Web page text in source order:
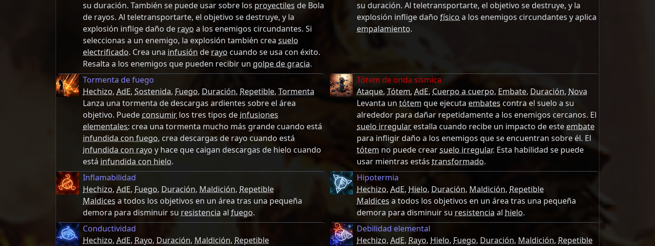
su duración. También se puede usar sobre los proyectiles de Bola
de rayos. Al teletransportarte, el objetivo se destruye, y la
explosión inflige daño de rayo a los enemigos circundantes. Si
seleccionas a un enemigo, la explosión también crea suelo
electrificado. Crea una infusión de rayo cuando se usa con éxito.
Resalta a los enemigos que pueden recibir un golpe de gracia.
su duración. Al teletransportarte, el objetivo se destruye, y la
explosión inflige daño físico a los enemigos circundantes y aplica
empalamiento.
Tormenta de fuego
Hechizo, AdE, Sostenida, Fuego, Duración, Repetible, Tormenta
Lanza una tormenta de descargas ardientes sobre el área
objetivo. Puede consumir los tres tipos de infusiones
elementales: crea una tormenta mucho más grande cuando está
infundida con fuego, crea descargas de rayo cuando está
infundida con rayo y hace que caigan descargas de hielo cuando
está infundida con hielo.
Tótem de onda sísmica
Ataque, Tótem, AdE, Cuerpo a cuerpo, Embate, Duración, Nova
Levanta un tótem que ejecuta embates contra el suelo a su
alrededor para dañar repetidamente a los enemigos cercanos. El
suelo irregularestalla cuando recibe un impacto de esteembate
para infligir daño a los enemigos que se encuentran sobre él. El
tótem no puede crearsuelo irregular. Esta habilidad se puede
usar mientras estás transformado.
Inflamabilidad
Hechizo, AdE, Fuego, Duración, Maldición, Repetible
Maldices a todos los objetivos en un área tras una pequeña
demora para disminuir su resistencia al fuego.
Hipotermia
Hechizo, AdE, Hielo, Duración, Maldición, Repetible
Maldices a todos los objetivos en un área tras una pequeña
demora para disminuir su resistencia al hielo.
Conductividad
Hechizo, AdE, Rayo, Duración, Maldición, Repetible
Debilidad elemental
Hechizo, AdE, Rayo, Hielo, Fuego, Duración, Maldición, Repetible